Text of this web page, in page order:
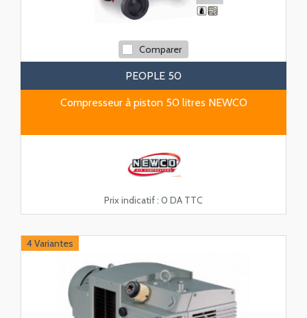
Comparer
PEOPLE 50
Compresseur à piston 50 litres NEWCO
Prix indicatif : 0 DA TTC
4 Variantes